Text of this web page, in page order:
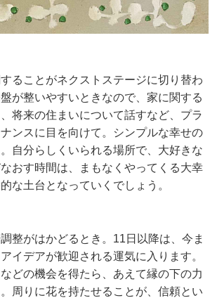
ることがネクストステージに切り替わ
が整いやすいときなので、家に関する
将来の住まいについて話すなど、プラ
ンスに目を向けて。シンプルな幸せの
自分らしくいられる場所で、大好きな
おす時間は、まもなくやってくる大幸
な土台となっていくでしょう。
整がはかどるとき。11日以降は、今ま
イデアが歓迎される運気に入ります。
どの機会を得たら、あえて縁の下の力
周りに花を持たせることが、信頼とい